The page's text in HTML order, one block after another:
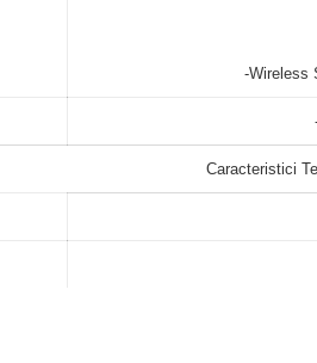
-Wireless
Caracteristici